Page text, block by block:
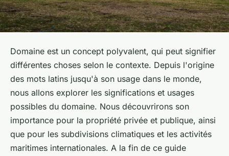
Domaine est un concept polyvalent, qui peut signifier
différentes choses selon le contexte. Depuis l'origine
des mots latins jusqu'à son usage dans le monde,
nous allons explorer les significations et usages
possibles du domaine. Nous découvrirons son
importance pour la propriété privée et publique, ainsi
que pour les subdivisions climatiques et les activités
maritimes internationales. A la fin de ce guide